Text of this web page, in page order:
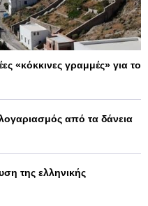
«κόκκινες γραμμές» για το
από τα δάνεια
της ελληνικής